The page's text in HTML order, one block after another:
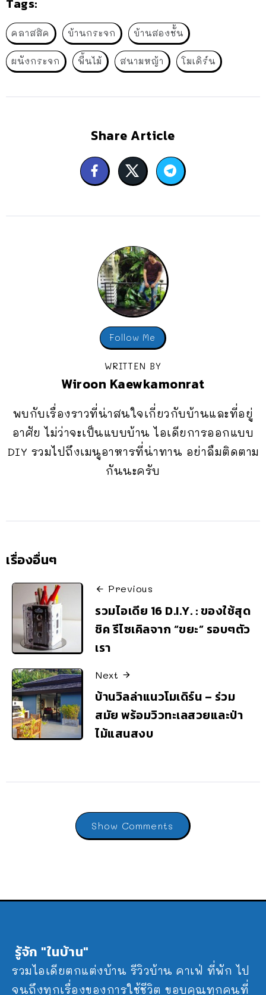
Tags:
คลาสสิค บ้านกระจก บ้านสองชั้น
ผนังกระจก พื้นไม้ สนามหญ้า โมเดิร์น
Share Article
Follow Me
WRITTEN BY
Wiroon Kaewkamonrat
พบกับเรื่องราวที่น่าสนใจเกี่ยวกับบ้านและที่อยู่
อาศัย ไม่ว่าจะเป็นแบบบ้าน ไอเดียการออกแบบ
DIY รวมไปถึงเมนูอาหารที่น่าทาน อย่าลืมติดตาม
กันนะครับ
เรื่องอื่นๆ
Previous
รวมไอเดีย 16 D.I.Y. : ของใช้สุด
ชิค รีไซเคิลจาก “ขยะ” รอบๆตัว
เรา
Next
บ้านวิลล่าแนวโมเดิร์น – ร่วม
สมัย พร้อมวิวทะเลสวยและป่า
ไม้แสนสงบ
Show Comments
รู้จัก "ในบ้าน"
รวมไอเดียตกแต่งบ้าน รีวิวบ้าน คาเฟ่ ที่พัก ไป
จนถึงทุกเรื่องของการใช้ชีวิต ขอบคุณทุกคนที่